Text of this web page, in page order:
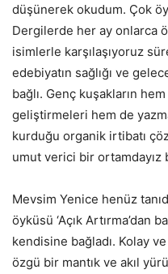
düşünerek okudum. Çok
Dergilerde her ay onlarca
isimlerle karşılaşıyoruz
edebiyatın sağlığı ve
bağlı. Genç kuşakların
geliştirmeleri hem de
kurduğu organik irtibatı
umut verici bir ortamdayız
Mevsim Yenice henüz
öyküsü ‘Açık Artırma’dan
kendisine bağladı. Kolay
özgü bir mantık ve akıl